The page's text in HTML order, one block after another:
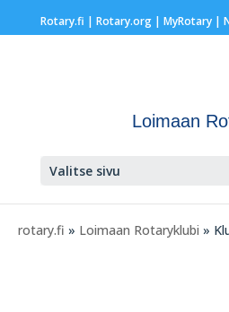
Rotary.fi | Rotary.org| MyRotary |
Loimaan
Valitse sivu
rotary.fi » Loimaan Rotaryklubi »